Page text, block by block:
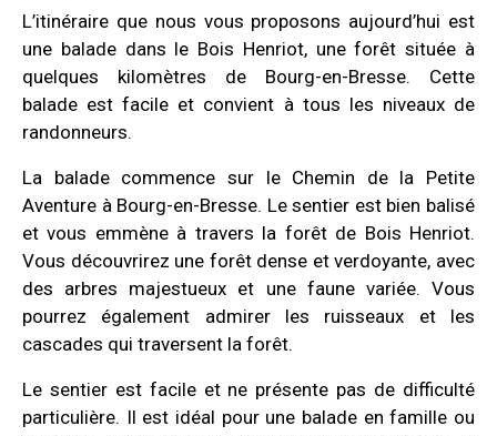
L’itinéraire que nous vous proposons aujourd’hui est
une balade dans le Bois Henriot, une forêt située à
quelques kilomètres de Bourg-en-Bresse. Cette
balade est facile et convient à tous les niveaux de
randonneurs.
La balade commence sur le Chemin de la Petite
Aventure à Bourg-en-Bresse. Le sentier est bien balisé
et vous emmène à travers la forêt de Bois Henriot.
Vous découvrirez une forêt dense et verdoyante, avec
des arbres majestueux et une faune variée. Vous
pourrez également admirer les ruisseaux et les
cascades qui traversent la forêt.
Le sentier est facile et ne présente pas de difficulté
particulière. Il est idéal pour une balade en famille ou